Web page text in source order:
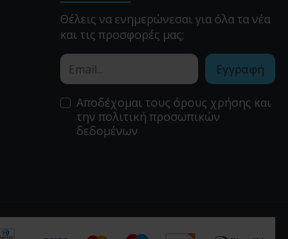
Θέλεις να ενημερώνεσαι για όλα τα νέα
και τις προσφορές μας;
Εγγραφή
Αποδέχομαι τους όρους χρήσης και
την πολιτική προσωπικών
δεδομένων